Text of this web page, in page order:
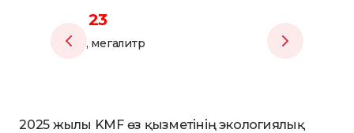
23
Су алу, мегалитр Электр энергиясы,
2025 жылы KMF өз қызметінің экологиялық